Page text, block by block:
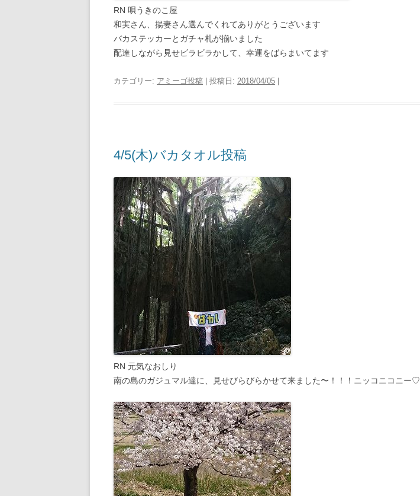
RN 唄うきのこ屋
和実さん、揚妻さん選んでくれてありがとうございます
バカステッカーとガチャ札が揃いました
配達しながら見せビラビラかして、幸運をばらまいてます
カテゴリー: アミーゴ投稿 | 投稿日: 2018/04/05
4/5(木)バカタオル投稿
RN 元気なおしり
南の島のガジュマル達に、見せびらびらかせて来ました〜！！！ニッコニコニー♡